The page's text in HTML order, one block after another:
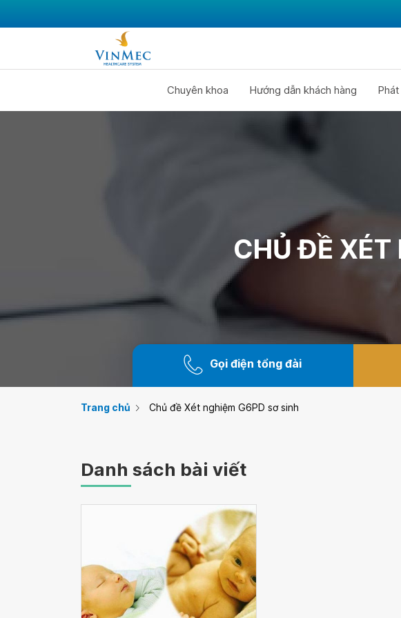
Chuyên khoa Hướng dẫn khách hàng
CHỦ ĐỀ XÉT
Gọi điện tổng đài
Trang chủ Chủ đề Xét nghiệm G6PD sơ sinh
Danh sách bài viết